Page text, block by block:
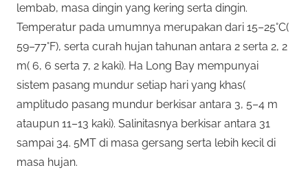
lembab, masa dingin yang kering serta dingin.
Temperatur pada umumnya merupakan dari 15–25°C(
59–77°F), serta curah hujan tahunan antara 2 serta 2, 2
m( 6, 6 serta 7, 2 kaki). Ha Long Bay mempunyai
sistem pasang mundur setiap hari yang khas(
amplitudo pasang mundur berkisar antara 3, 5–4 m
ataupun 11–13 kaki). Salinitasnya berkisar antara 31
sampai 34. 5MT di masa gersang serta lebih kecil di
masa hujan.